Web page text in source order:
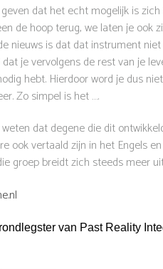
dat het echt mogelijk is
de hoop terug, we laten je ook
nieuws is dat dat instrument
je vervolgens de rest van je
hebt. Hierdoor word je dus
Zo simpel is het ….
dat degene die dit
ook vertaald zijn in het Engels
groep breidt zich steeds meer
van Past Reality